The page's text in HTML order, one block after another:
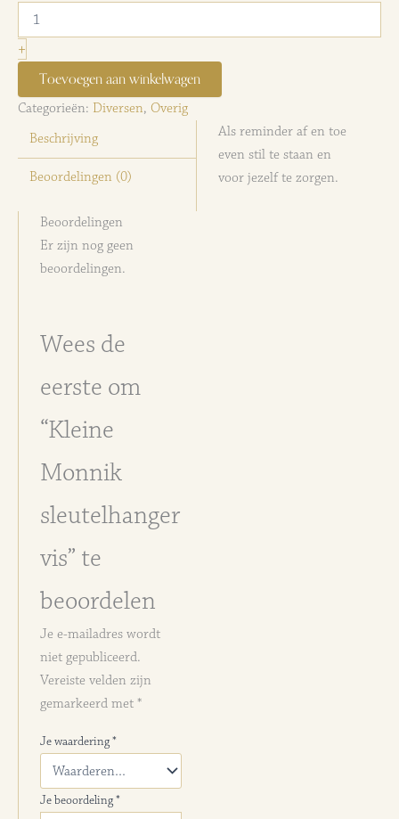
Monnik
sleutelhanger
vis
aantal
+
Toevoegen aan winkelwagen
Categorieën: Diversen, Overig
Beschrijving
Beoordelingen (0)
Als reminder af en toe
even stil te staan en
voor jezelf te zorgen.
Beoordelingen
Er zijn nog geen
beoordelingen.
Wees de
eerste om
“Kleine
Monnik
sleutelhanger
vis” te
beoordelen
Je e-mailadres wordt
niet gepubliceerd.
Vereiste velden zijn
gemarkeerd met *
Je waardering*
Je beoordeling*